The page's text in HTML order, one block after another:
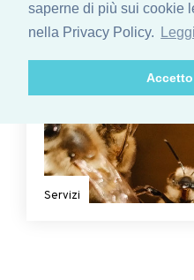
saperne di più sui cookie
nella Privacy Policy.
Accetto
Servizi